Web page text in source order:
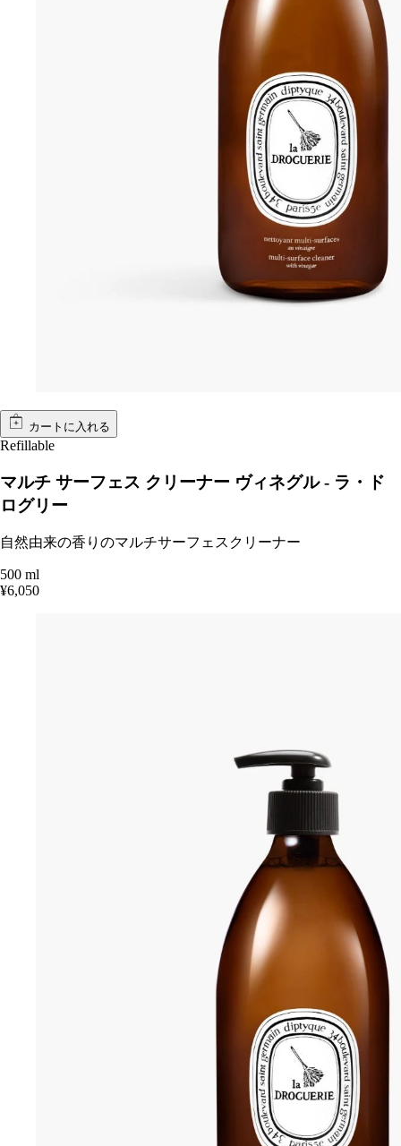
カートに入れる
Refillable
マルチ サーフェス クリーナー ヴィネグル - ラ・ド
ログリー
自然由来の香りのマルチサーフェスクリーナー
500 ml
¥6,050